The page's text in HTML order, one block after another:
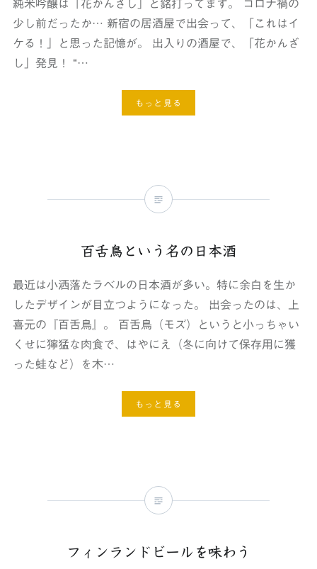
純米吟醸は「花かんざし」と銘打ってます。 コロナ禍の
少し前だったか… 新宿の居酒屋で出会って、「これはイ
ケる！」と思った記憶が。 出入りの酒屋で、「花かんざ
し」発見！ “…
もっと見る
百舌鳥という名の日本酒
最近は小洒落たラベルの日本酒が多い。特に余白を生か
したデザインが目立つようになった。 出会ったのは、上
喜元の『百舌鳥』。 百舌鳥（モズ）というと小っちゃい
くせに獰猛な肉食で、はやにえ（冬に向けて保存用に獲
った蛙など）を木…
もっと見る
フィンランドビールを味わう